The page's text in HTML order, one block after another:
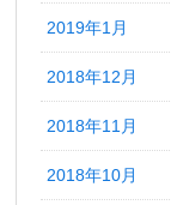
2019年1月
2018年12月
2018年11月
2018年10月